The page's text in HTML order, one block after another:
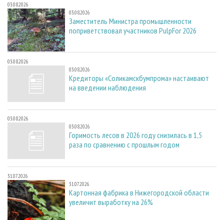
03.08.2026
03.08.2026
Заместитель Министра промышленности
поприветствовал участников PulpFor 2026
03.08.2026
03.08.2026
Кредиторы «Соликамскбумпрома» настаивают
на введении наблюдения
03.08.2026
03.08.2026
Горимость лесов в 2026 году снизилась в 1,5
раза по сравнению с прошлым годом
31.07.2026
31.07.2026
Картонная фабрика в Нижегородской области
увеличит выработку на 26%